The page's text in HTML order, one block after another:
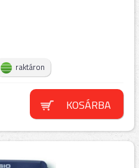
raktáron
KOSÁRBA